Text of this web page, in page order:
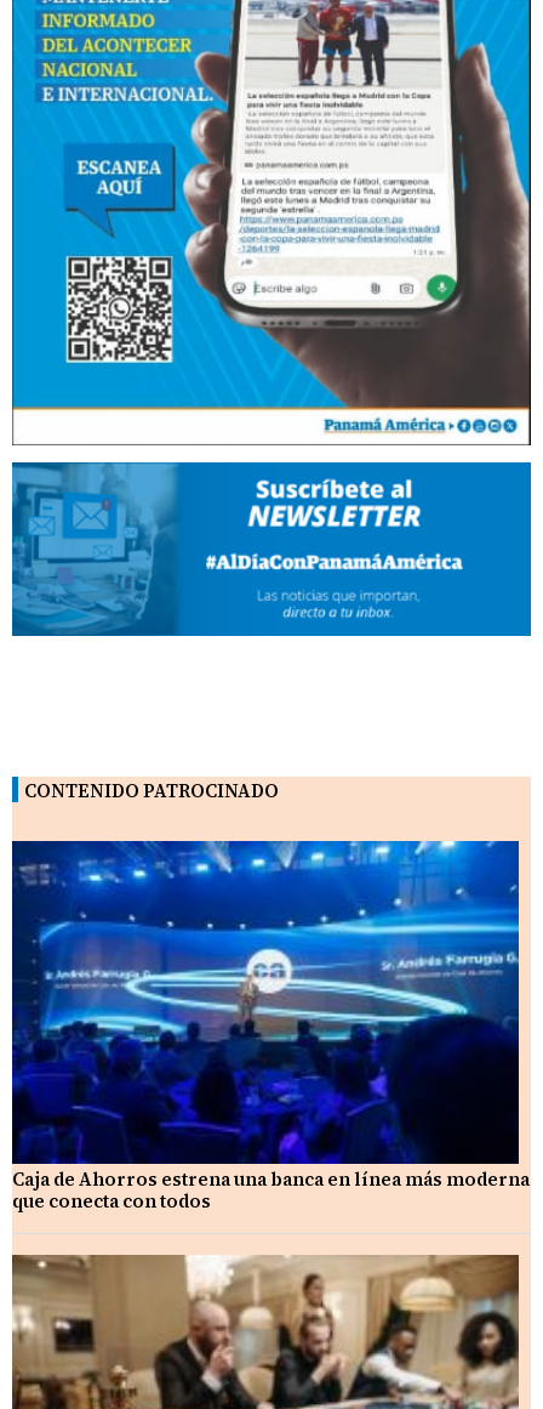
CONTENIDO PATROCINADO
Caja de Ahorros estrena una banca en línea más moderna
que conecta con todos